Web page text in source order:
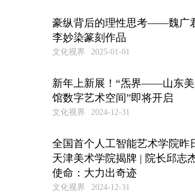
豪纵背后的理性思考——魏广
李妙染篆刻作品
文化视界 2025-01-01
新年上新展！“炁界——山东
馆数字艺术空间”即将开启
文化视界 2024-12-31
全国首个人工智能艺术学院昨
天津美术学院揭牌 | 院长邱志
使命：大力出奇迹
文化视界 2024-12-31